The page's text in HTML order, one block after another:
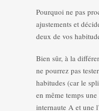
Pourquoi ne pas
ajustements et
deux de vos
Bien sûr, à la
ne pourrez pas tester
habitudes (car le
en même temps
internaute A et une